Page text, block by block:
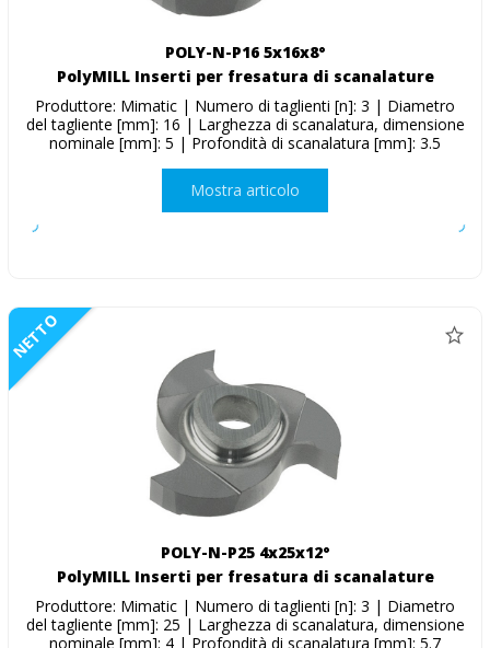
POLY-N-P16 5x16x8°
PolyMILL Inserti per fresatura di scanalature
Produttore: Mimatic | Numero di taglienti [n]: 3 | Diametro
del tagliente [mm]: 16 | Larghezza di scanalatura, dimensione
nominale [mm]: 5 | Profondità di scanalatura [mm]: 3.5
Mostra articolo
NETTO
POLY-N-P25 4x25x12°
PolyMILL Inserti per fresatura di scanalature
Produttore: Mimatic | Numero di taglienti [n]: 3 | Diametro
del tagliente [mm]: 25 | Larghezza di scanalatura, dimensione
nominale [mm]: 4 | Profondità di scanalatura [mm]: 5.7